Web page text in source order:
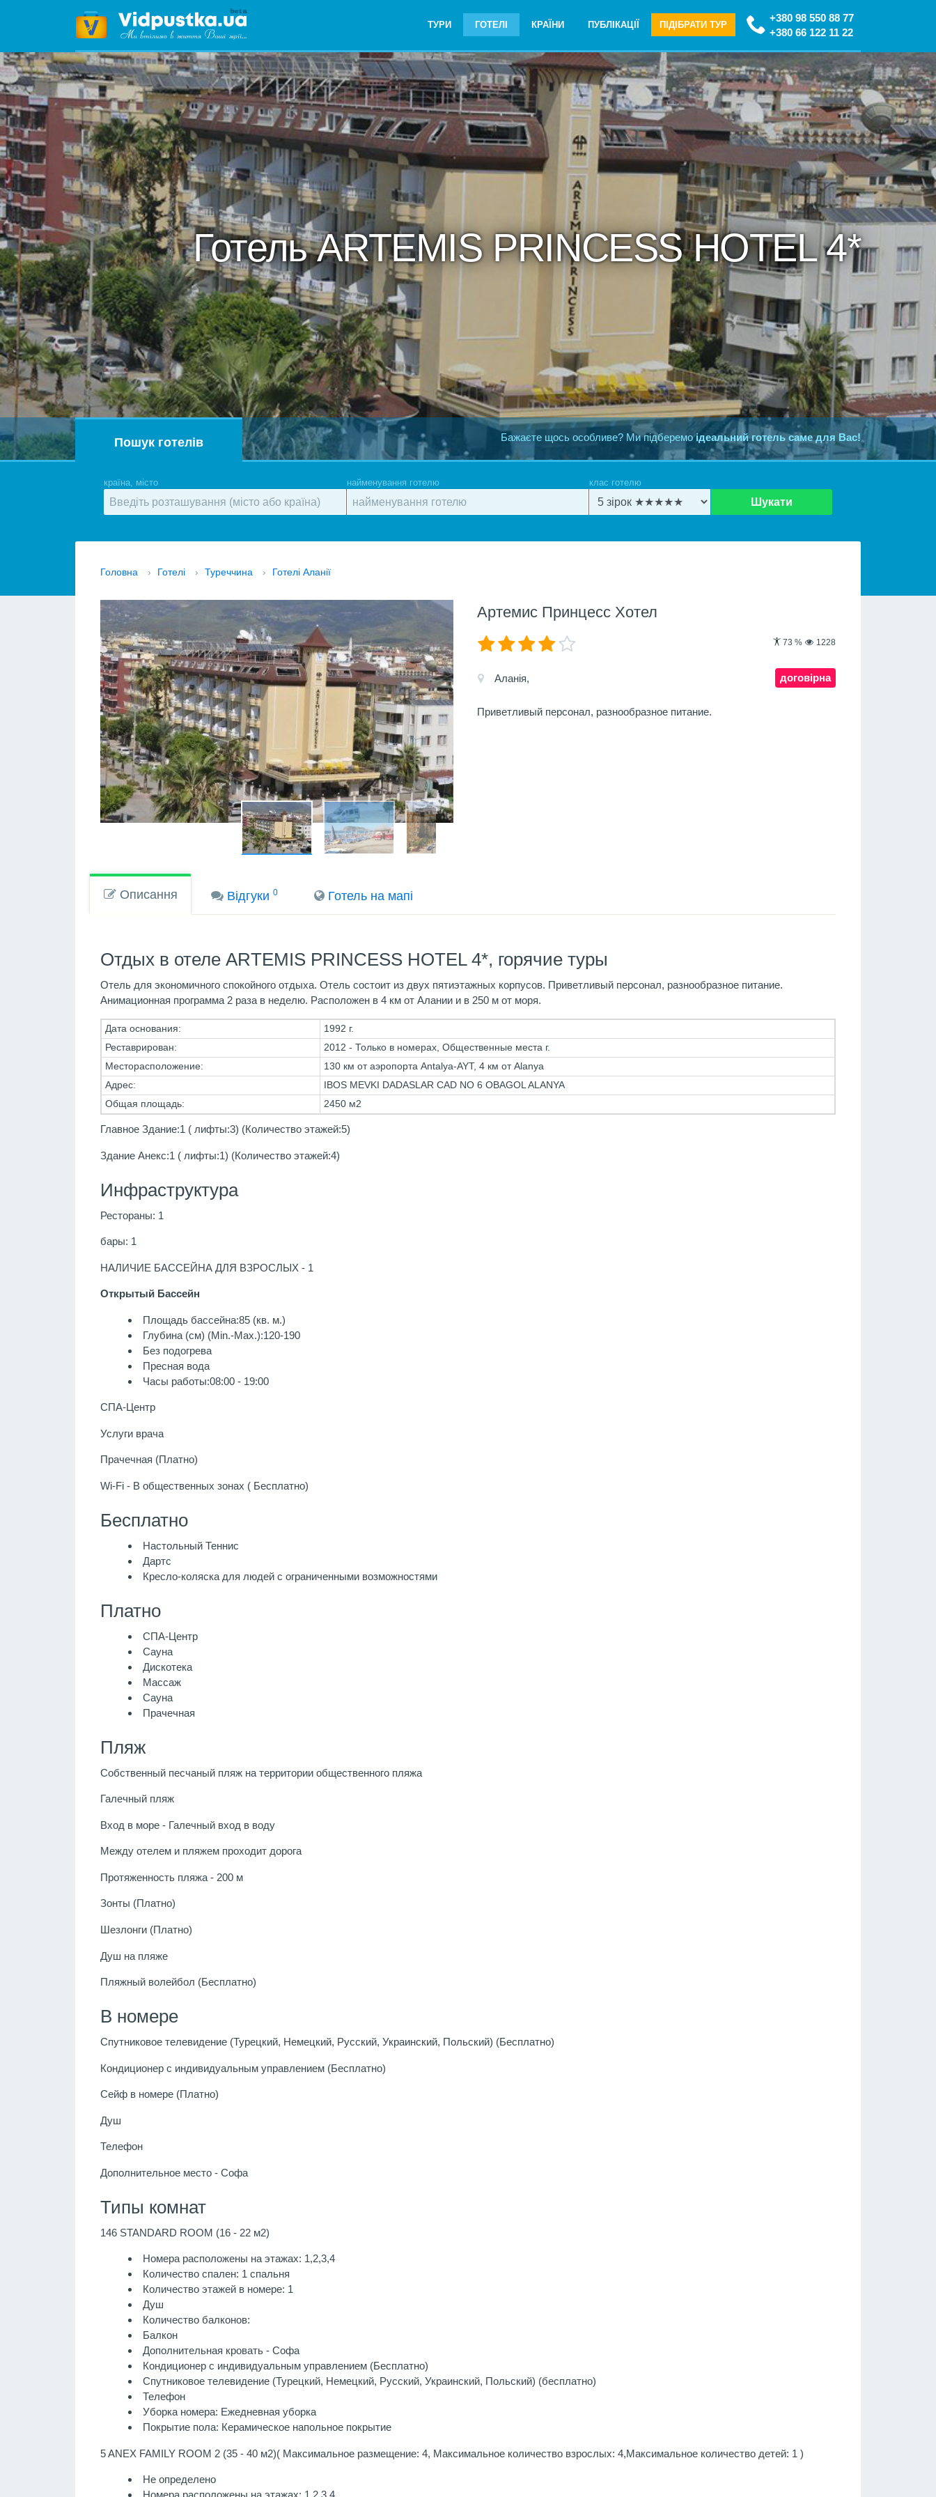
+380 98 550 88 77
+380 66 122 11 22
ТУРИ ГОТЕЛІ КРАЇНИ ПУБЛІКАЦІЇ ПІДІБРАТИ ТУР
Готель ARTEMIS PRINCESS HOTEL 4*
Бажаєте щось особливе? Ми підберемоідеальний готель саме для Вас!
Пошук готелів
країна, місто найменування готелю клас готелю
Шукати
Головна › Готелі › Туреччина › Готелі Аланії
Артемис Принцесс Хотел
73 % 1228
договірна
Аланія,
Приветливый персонал, разнообразное питание.
Описання Вiдгуки0 Готель на мапi
Отдых в отеле ARTEMIS PRINCESS HOTEL 4*, горячие туры
Отель для экономичного спокойного отдыха. Отель состоит из двух пятиэтажных корпусов. Приветливый персонал, разнообразное питание.
Анимационная программа 2 раза в неделю. Расположен в 4 км от Алании и в 250 м от моря.
Дата основания:
1992 г.
Реставрирован:
2012 - Только в номерах, Общественные места г.
Месторасположение:
130 км от аэропорта Antalya-AYT, 4 км от Alanya
Адрес:
IBOS MEVKI DADASLAR CAD NO 6 OBAGOL ALANYA
Общая площадь:
2450 м2
Главное Здание:1 ( лифты:3) (Количество этажей:5)
Здание Анекс:1 ( лифты:1) (Количество этажей:4)
Инфраструктура
Рестораны: 1
бары: 1
НАЛИЧИЕ БАССЕЙНА ДЛЯ ВЗРОСЛЫХ - 1
Открытый Бассейн
Площадь бассейна:85 (кв. м.)
Глубина (см) (Min.-Max.):120-190
Без подогрева
Пресная вода
Часы работы:08:00 - 19:00
СПА-Центр
Услуги врача
Прачечная (Платно)
Wi-Fi - В общественных зонах ( Бесплатно)
Бесплатно
Настольный Теннис
Дартс
Кресло-коляска для людей с ограниченными возможностями
Платно
СПА-Центр
Сауна
Дискотека
Массаж
Сауна
Прачечная
Пляж
Собственный песчаный пляж на территории общественного пляжа
Галечный пляж
Вход в море - Галечный вход в воду
Между отелем и пляжем проходит дорога
Протяженность пляжа - 200 м
Зонты (Платно)
Шезлонги (Платно)
Душ на пляже
Пляжный волейбол (Бесплатно)
В номере
Спутниковое телевидение (Турецкий, Немецкий, Русский, Украинский, Польский) (Бесплатно)
Кондиционер с индивидуальным управлением (Бесплатно)
Сейф в номере (Платно)
Душ
Телефон
Дополнительное место - Софа
Типы комнат
146 STANDARD ROOM (16 - 22 м2)
Номера расположены на этажах: 1,2,3,4
Количество спален: 1 спальня
Количество этажей в номере: 1
Душ
Количество балконов:
Балкон
Дополнительная кровать - Софа
Кондиционер с индивидуальным управлением (Бесплатно)
Спутниковое телевидение (Турецкий, Немецкий, Русский, Украинский, Польский) (бесплатно)
Телефон
Уборка номера: Ежедневная уборка
Покрытие пола: Керамическое напольное покрытие
5 ANEX FAMILY ROOM 2 (35 - 40 м2)( Максимальное размещение: 4, Максимальное количество взрослых: 4,Максимальное количество детей: 1 )
Не определено